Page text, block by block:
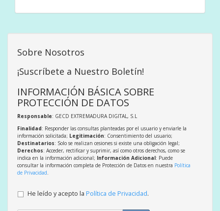
Sobre Nosotros
¡Suscríbete a Nuestro Boletín!
INFORMACIÓN BÁSICA SOBRE
PROTECCIÓN DE DATOS
Responsable: GECD EXTREMADURA DIGITAL, S.L
Finalidad: Responder las consultas planteadas por el usuario y enviarle la
información solicitada; Legitimación: Consentimiento del usuario;
Destinatarios: Solo se realizan cesiones si existe una obligación legal;
Derechos: Acceder, rectificar y suprimir, así como otros derechos, como se
indica en la información adicional; Información Adicional: Puede
consultar la información completa de Protección de Datos en nuestra Política
de Privacidad
He leído y acepto la Política de Privacidad.